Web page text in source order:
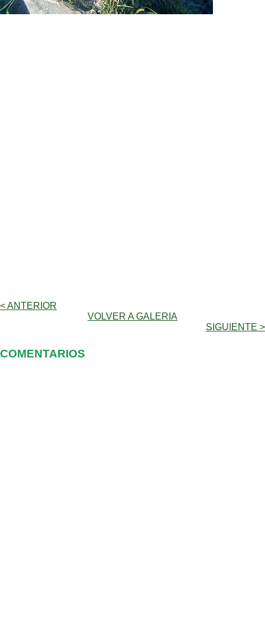
< ANTERIOR
VOLVER A GALERIA
SIGUIENTE >
COMENTARIOS